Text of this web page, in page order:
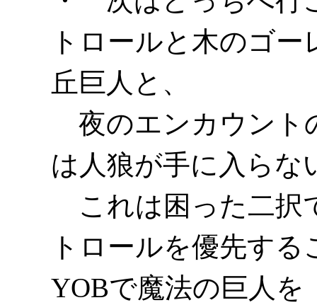
トロールと木のゴ
丘巨人と、
夜のエンカウント
は人狼が手に入らな
これは困った二択
トロールを優先す
YOBで魔法の巨人を